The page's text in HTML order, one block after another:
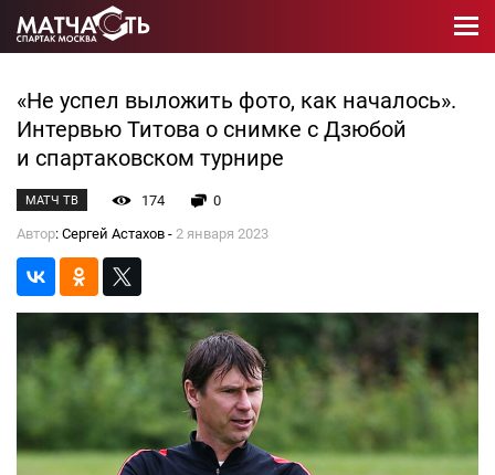
«Не успел выложить фото, как началось».
Интервью Титова о снимке с Дзюбой
и спартаковском турнире
МАТЧ ТВ 174
0
Автор: Сергей Астахов - 2 января 2023